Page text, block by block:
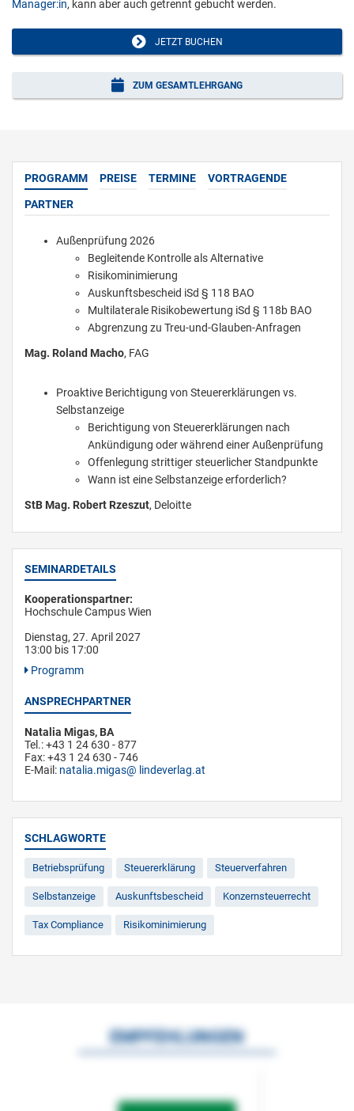
Manager:in, kann aber auch getrennt gebucht werden.
JETZT BUCHEN
ZUM GESAMTLEHRGANG
PROGRAMM PREISE TERMINE VORTRAGENDE
PARTNER
Außenprüfung 2026
Begleitende Kontrolle als Alternative
Risikominimierung
Auskunftsbescheid iSd § 118 BAO
Multilaterale Risikobewertung iSd § 118b BAO
Abgrenzung zu Treu-und-Glauben-Anfragen
Mag. Roland Macho, FAG
Proaktive Berichtigung von Steuererklärungen vs.
Selbstanzeige
Berichtigung von Steuererklärungen nach
Ankündigung oder während einer Außenprüfung
Offenlegung strittiger steuerlicher Standpunkte
Wann ist eine Selbstanzeige erforderlich?
StB Mag. Robert Rzeszut, Deloitte
SEMINARDETAILS
Kooperationspartner:
Hochschule Campus Wien
Dienstag, 27. April 2027
13:00 bis 17:00
Programm
ANSPRECHPARTNER
Natalia Migas, BA
Tel.: +43 1 24 630 - 877
Fax: +43 1 24 630 - 746
E-Mail: natalia.migas lindeverlag.at
SCHLAGWORTE
Betriebsprüfung Steuererklärung Steuerverfahren
Selbstanzeige Auskunftsbescheid Konzernsteuerrecht
Tax Compliance Risikominimierung
EMPFEHLUNGEN